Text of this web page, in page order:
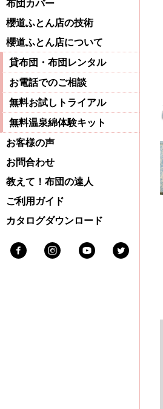
布団カバー
櫻道ふとん店の技術
櫻道ふとん店について
貸布団・布団レンタル
お電話でのご相談
無料お試しトライアル
無料温泉綿体験キット
お客様の声
お問合わせ
教えて！布団の達人
ご利用ガイド
カタログダウンロード
Facebook InstagramYoutubeTwitter